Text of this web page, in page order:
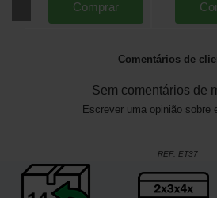
Comprar
Comentários de
Sem comentários de
Escrever uma opinião sobre
REF: ET37